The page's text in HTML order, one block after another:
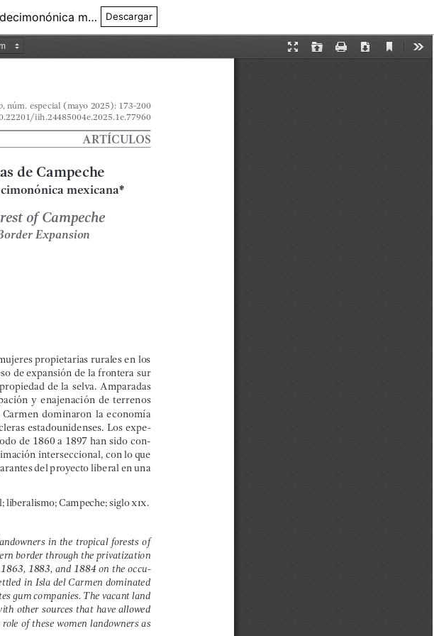
Mujeres propietarias en las selvas de Campeche: liberalismo en la expansión fronteriza decimonónica mexicana Descargar